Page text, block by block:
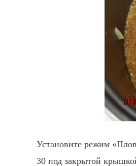
Установите режим
30 под закрытой